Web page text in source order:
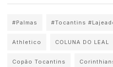
#Palmas #Tocantins
Athletico COLUNA DO LEAL
Copão Tocantins